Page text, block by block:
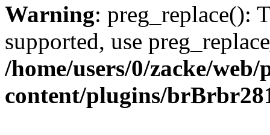
Warning: preg_replace():
supported, use
/home/users/0/zacke/
content/plugins/